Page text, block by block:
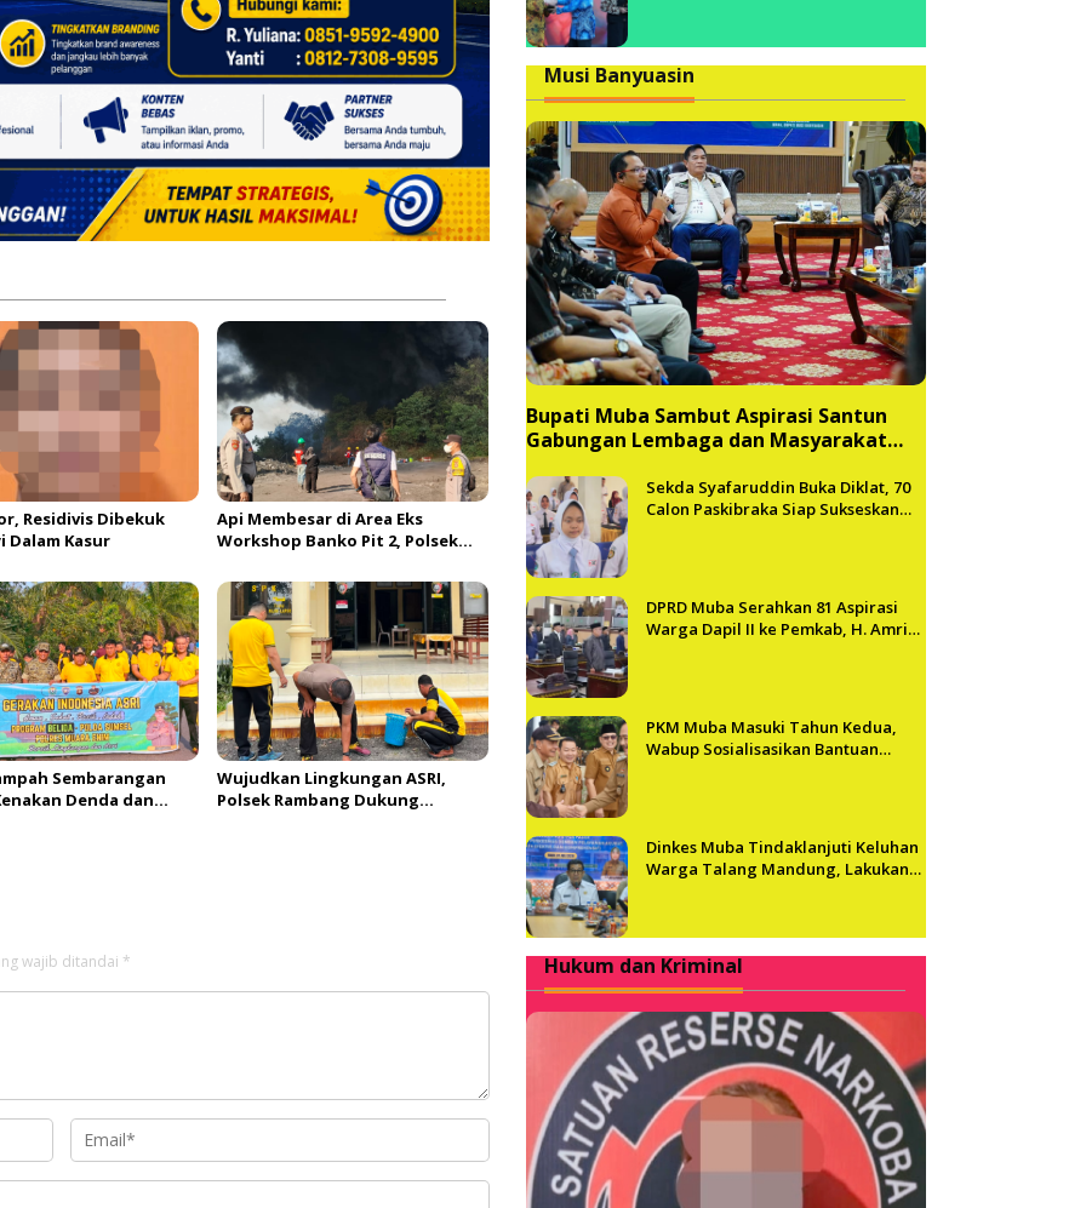
Residivis Dibekuk
Dalam Kasur
Api Membesar di Area Eks
Workshop Banko Pit 2, Polsek
Penyebab Kebakaran
Sembarangan
Denda dan
Wujudkan Lingkungan ASRI,
Polsek Rambang Dukung
wajib ditandai *
Musi Banyuasin
Bupati Muba Sambut Aspirasi Santun
Gabungan Lembaga dan Masyarakat
Sekda Syafaruddin Buka Diklat, 70
Calon Paskibraka Siap Sukseskan
DPRD Muba Serahkan 81 Aspirasi
Warga Dapil II ke Pemkab, H. Amri
PKM Muba Masuki Tahun Kedua,
Wabup Sosialisasikan Bantuan
Dinkes Muba Tindaklanjuti Keluhan
Warga Talang Mandung, Lakukan
Hukum dan Kriminal